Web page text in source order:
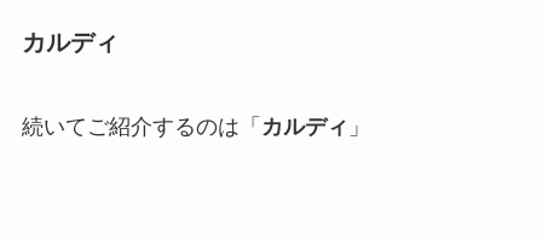
カルディ
続いてご紹介するのは「 カルディ 」